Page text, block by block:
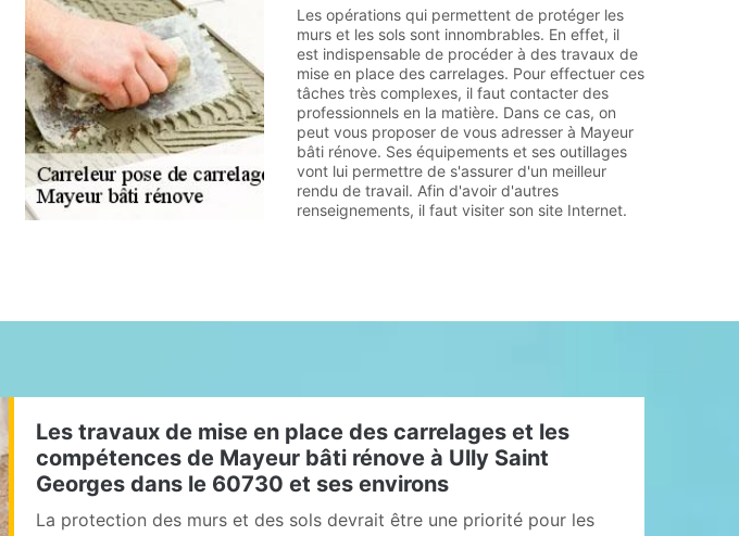
Les opérations qui permettent de protéger les
murs et les sols sont innombrables. En effet, il
est indispensable de procéder à des travaux de
mise en place des carrelages. Pour effectuer ces
tâches très complexes, il faut contacter des
professionnels en la matière. Dans ce cas, on
peut vous proposer de vous adresser à Mayeur
bâti rénove. Ses équipements et ses outillages
vont lui permettre de s'assurer d'un meilleur
rendu de travail. Afin d'avoir d'autres
renseignements, il faut visiter son site Internet.
Les travaux de mise en place des carrelages et les
compétences de Mayeur bâti rénove à Ully Saint
Georges dans le 60730 et ses environs
La protection des murs et des sols devrait être une priorité pour les